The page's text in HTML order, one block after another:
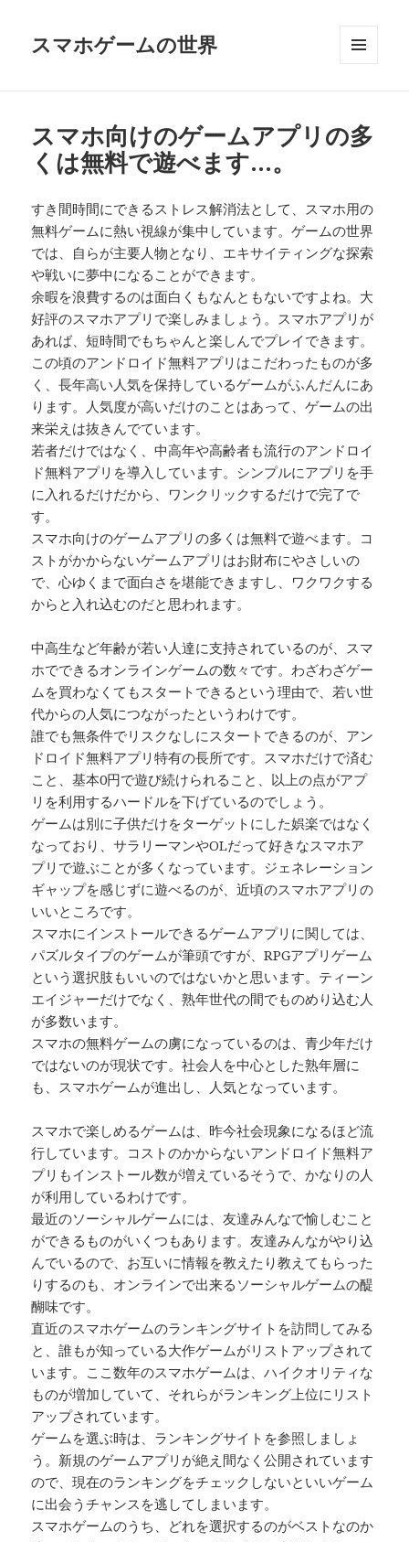
スマホゲームの世界
ット
スマホ向けのゲームアプリの多
くは無料で遊べます…。
すき間時間にできるストレス解消法として、スマホ用の
無料ゲームに熱い視線が集中しています。ゲームの世界
では、自らが主要人物となり、エキサイティングな探索
や戦いに夢中になることができます。
余暇を浪費するのは面白くもなんともないですよね。大
好評のスマホアプリで楽しみましょう。スマホアプリが
あれば、短時間でもちゃんと楽しんでプレイできます。
この頃のアンドロイド無料アプリはこだわったものが多
く、長年高い人気を保持しているゲームがふんだんにあ
ります。人気度が高いだけのことはあって、ゲームの出
来栄えは抜きんでています。
若者だけではなく、中高年や高齢者も流行のアンドロイ
ド無料アプリを導入しています。シンプルにアプリを手
に入れるだけだから、ワンクリックするだけで完了で
す。
スマホ向けのゲームアプリの多くは無料で遊べます。コ
ストがかからないゲームアプリはお財布にやさしいの
で、心ゆくまで面白さを堪能できますし、ワクワクする
からと入れ込むのだと思われます。
中高生など年齢が若い人達に支持されているのが、スマ
ホでできるオンラインゲームの数々です。わざわざゲー
ムを買わなくてもスタートできるという理由で、若い世
代からの人気につながったというわけです。
誰でも無条件でリスクなしにスタートできるのが、アン
ドロイド無料アプリ特有の長所です。スマホだけで済む
こと、基本0円で遊び続けられること、以上の点がアプ
リを利用するハードルを下げているのでしょう。
ゲームは別に子供だけをターゲットにした娯楽ではなく
なっており、サラリーマンやOLだって好きなスマホア
プリで遊ぶことが多くなっています。ジェネレーション
ギャップを感じずに遊べるのが、近頃のスマホアプリの
いいところです。
スマホにインストールできるゲームアプリに関しては、
パズルタイプのゲームが筆頭ですが、RPGアプリゲーム
という選択肢もいいのではないかと思います。ティーン
エイジャーだけでなく、熟年世代の間でものめり込む人
が多数います。
スマホの無料ゲームの虜になっているのは、青少年だけ
ではないのが現状です。社会人を中心とした熟年層に
も、スマホゲームが進出し、人気となっています。
スマホで楽しめるゲームは、昨今社会現象になるほど流
行しています。コストのかからないアンドロイド無料ア
プリもインストール数が増えているそうで、かなりの人
が利用しているわけです。
最近のソーシャルゲームには、友達みんなで愉しむこと
ができるものがいくつもあります。友達みんながやり込
んでいるので、お互いに情報を教えたり教えてもらった
りするのも、オンラインで出来るソーシャルゲームの醍
醐味です。
直近のスマホゲームのランキングサイトを訪問してみる
と、誰もが知っている大作ゲームがリストアップされて
います。ここ数年のスマホゲームは、ハイクオリティな
ものが増加していて、それらがランキング上位にリスト
アップされています。
ゲームを選ぶ時は、ランキングサイトを参照しましょ
う。新規のゲームアプリが絶え間なく公開されています
ので、現在のランキングをチェックしないといいゲーム
に出会うチャンスを逃してしまいます。
スマホゲームのうち、どれを選択するのがベストなのか